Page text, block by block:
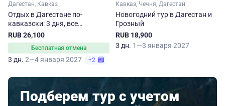
Дагестан, Кавказ
Отдых в Дагестане по-
кавказски: 3 дня, все
включено! Январские
праздники
RUB 26,100
Бесплатная отмена
3 дн. 2—4 января 2027 +2
Кавказ, Чечня, Дагестан
Новогодний тур в Дагестан и
Грозный
RUB 18,900
3 дн. 1—3 января 2027
Подберем тур с учетом